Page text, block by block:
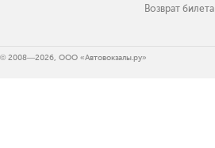
Возврат билета
© 2008—2026, ООО «Автовокзалы.ру»